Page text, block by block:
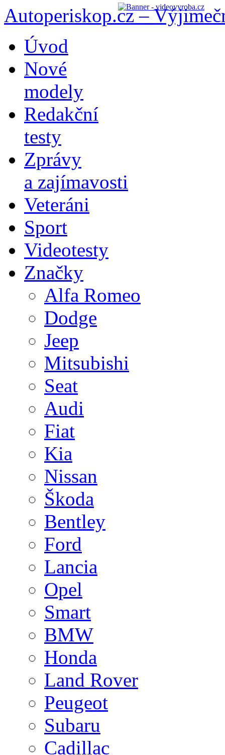
Autoperiskop.cz –
obsahu
webu
Úvod
Nové
modely
Redakční
testy
Zprávy
a zajímavosti
Veteráni
Sport
Videotesty
Značky
Alfa Romeo
Dodge
Jeep
Mitsubishi
Seat
Audi
Fiat
Kia
Nissan
Škoda
Bentley
Ford
Lancia
Opel
Smart
BMW
Honda
Land Rover
Peugeot
Subaru
Cadillac